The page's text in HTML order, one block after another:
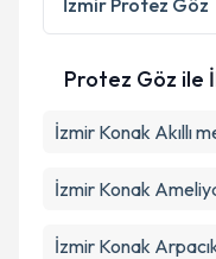
kapsamda
İzmir Protez Göz
Protez Göz ile
İzmir Konak Akıllı
İzmir Konak
İzmir Konak